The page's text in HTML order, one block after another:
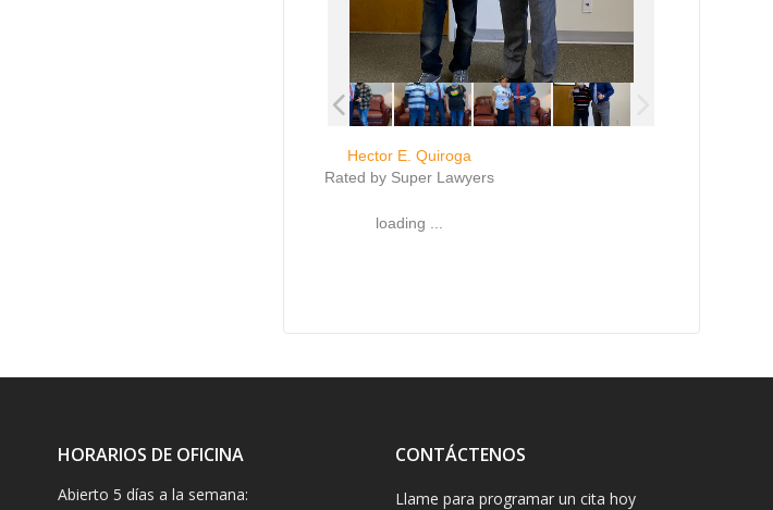
Hector E. Quiroga
Rated by Super Lawyers
loading ...
HORARIOS DE OFICINA
Abierto 5 días a la semana:
CONTÁCTENOS
Llame para programar un cita hoy